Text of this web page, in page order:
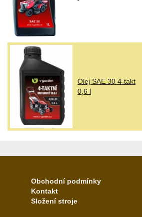
Olej SAE 30 4-takt
0,6 l
Obchodní podmínky
Kontakt
Složení stroje